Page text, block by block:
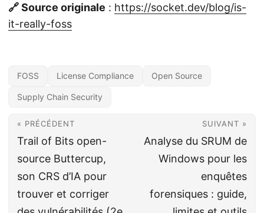
🔗 Source originale : https://socket.dev/blog/is-
it-really-foss
FOSS License Compliance Open Source
Supply Chain Security
« PRÉCÉDENT
Trail of Bits open-
source Buttercup,
son CRS d’IA pour
trouver et corriger
SUIVANT »
Analyse du SRUM de
Windows pour les
enquêtes
forensiques : guide,